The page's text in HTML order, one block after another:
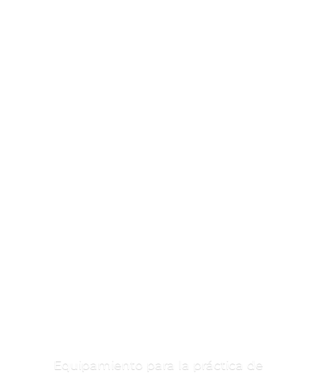
Equipamiento para la práctica de